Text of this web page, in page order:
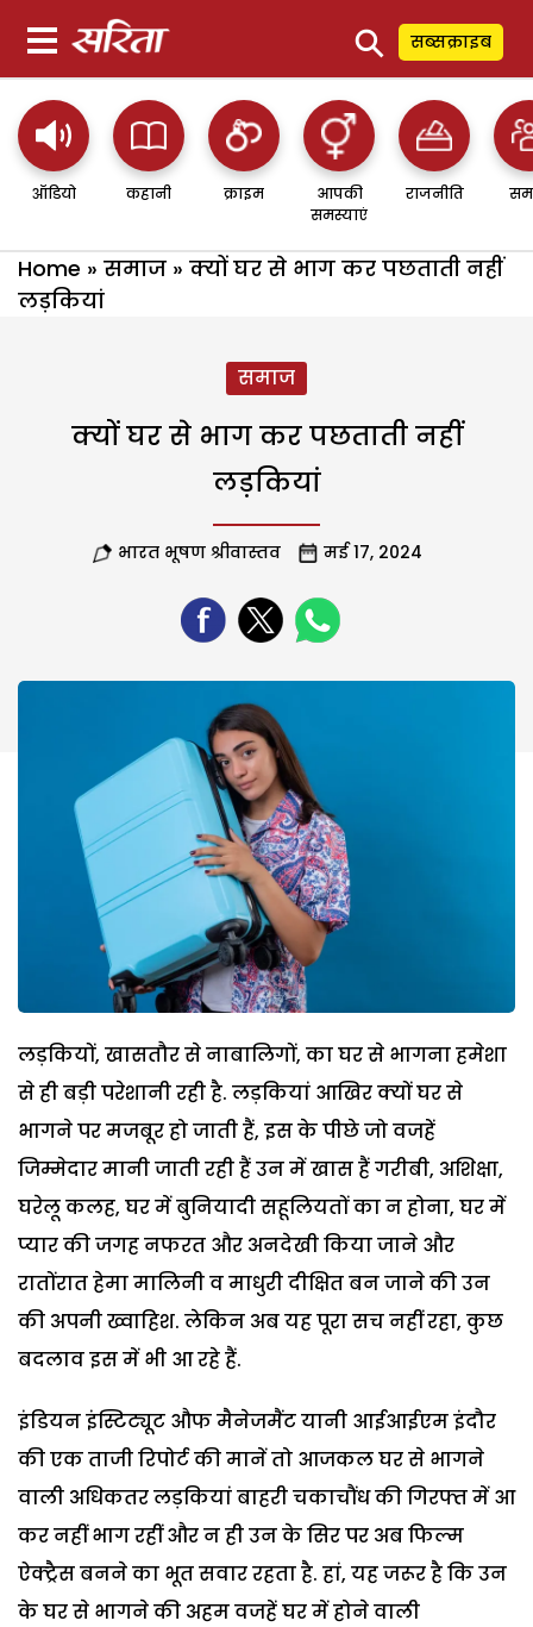
⚲ सब्सक्राइब
ऑडियो कहानी क्राइम
आपकी
समस्याएं
राजनीति
Home » समाज » क्यों घर से भाग कर पछताती नहीं
लड़कियां
समाज
क्यों घर से भाग कर पछताती नहीं
लड़कियां
भारत भूषण श्रीवास्तव मई 17, 2024
लड़कियों, खासतौर से नाबालिगों, का घर से भागना हमेशा
से ही बड़ी परेशानी रही है. लड़कियां आखिर क्यों घर से
भागने पर मजबूर हो जाती हैं, इस के पीछे जो वजहें
जिम्मेदार मानी जाती रही हैं उन में खास हैं गरीबी, अशिक्षा,
घरेलू कलह, घर में बुनियादी सहूलियतों का न होना, घर में
प्यार की जगह नफरत और अनदेखी किया जाने और
रातोंरात हेमा मालिनी व माधुरी दीक्षित बन जाने की उन
की अपनी ख्वाहिश. लेकिन अब यह पूरा सच नहीं रहा, कुछ
बदलाव इस में भी आ रहे हैं.
इंडियन इंस्टिट्यूट औफ मैनेजमैंट यानी आईआईएम इंदौर
की एक ताजी रिपोर्ट की मानें तो आजकल घर से भागने
वाली अधिकतर लड़कियां बाहरी चकाचौंध की गिरफ्त में आ
कर नहीं भाग रहीं और न ही उन के सिर पर अब फिल्म
ऐक्ट्रैस बनने का भूत सवार रहता है. हां, यह जरूर है कि उन
के घर से भागने की अहम वजहें घर में होने वाली